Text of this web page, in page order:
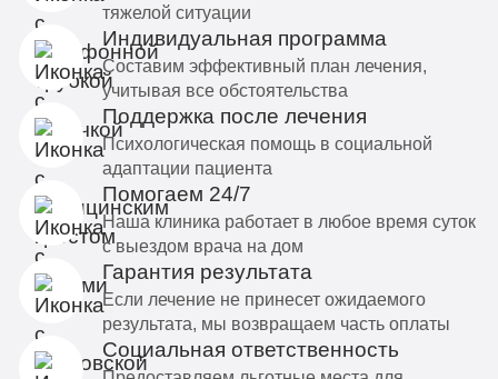
тяжелой ситуации
Индивидуальная программа
Составим эффективный план лечения,
учитывая все обстоятельства
Поддержка после лечения
Психологическая помощь в социальной
адаптации пациента
Помогаем 24/7
Наша клиника работает в любое время суток
с выездом врача на дом
Гарантия результата
Если лечение не принесет ожидаемого
результата, мы возвращаем часть оплаты
Социальная ответственность